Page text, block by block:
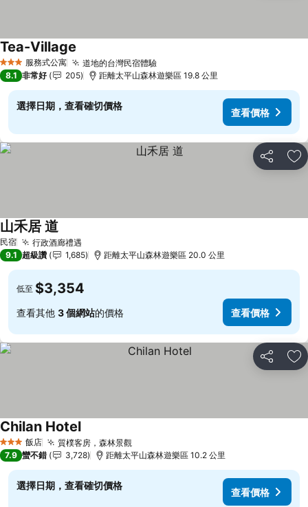
3 星級 服務式公寓 道地的台灣民宿體驗查看價格
Tea-Village
8.1 非常好 205 距離太平山森林遊樂區 19.8 公里
選擇日期，查看確切價格
查看價格
分享 加
民宿 行政酒廊禮遇
山禾居 道查看價格
9.1 超級讚 1,685 距離太平山森林遊樂區 20.0 公里
低至 $3,354
查看其他 3 個網站的價格 查看價格
分享 加
3 星級 飯店 質樸客房，森林景觀查看價格
Chilan Hotel查看價格
7.9 蠻不錯 3,728 距離太平山森林遊樂區 10.2 公里
選擇日期，查看確切價格
查看價格